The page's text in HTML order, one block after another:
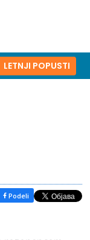
LETNJI POPUSTI
Podeli